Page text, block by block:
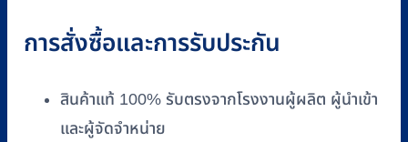
การสั่งซื้อและการรับประกัน
สินค้าแท้ 100% รับตรงจากโรงงานผู้ผลิต ผู้นำเข้า
และผู้จัดจำหน่าย